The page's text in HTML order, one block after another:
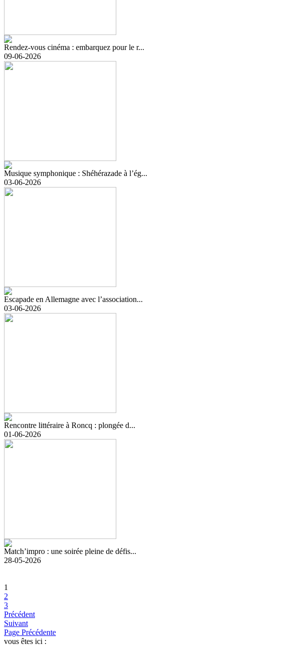
Rendez-vous cinéma : embarquez pour le r...
09-06-2026
Musique symphonique : Shéhérazade à l’ég...
03-06-2026
Escapade en Allemagne avec l’association...
03-06-2026
Rencontre littéraire à Roncq : plongée d...
01-06-2026
Match’impro : une soirée pleine de défis...
28-05-2026
1
2
3
Précédent
Suivant
Page Précédente
vous êtes ici :